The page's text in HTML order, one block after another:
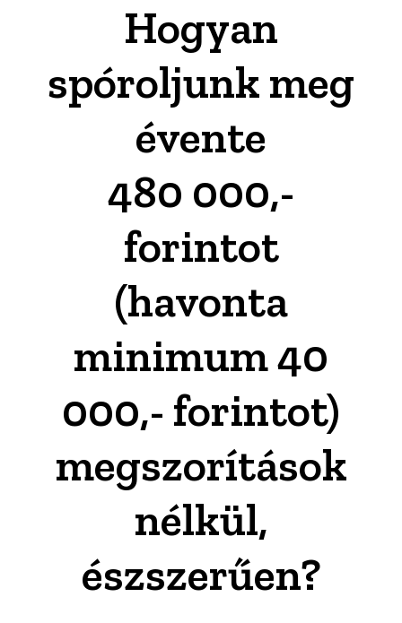
Hogyan
spóroljunk meg
évente
480 000,-
forintot
(havonta
minimum 40
000,- forintot)
megszorítások
nélkül,
észszerűen?